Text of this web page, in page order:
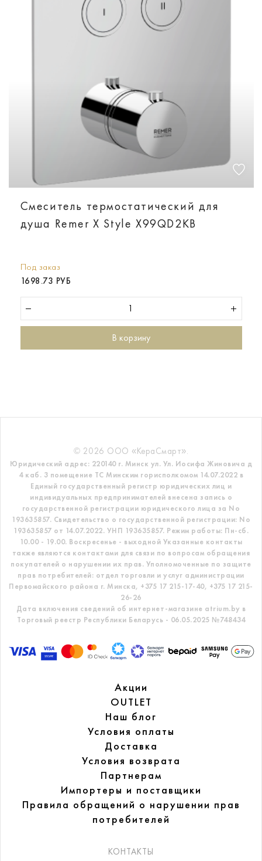
Смеситель термостатический для
душа Remer X Style X99QD2KB
Под заказ
1698.73 РУБ
В корзину
© 2026 ООО «КераСмарт».
Юридический адрес: 220140 г. Минск ул. Ул. Иосифа Жиновича д
4 каб. 3 помещение ТС Минским горисполкомом 14.07.2022 в
Единый государственный регистр юридических лиц и
индивидуальных предпринимателей внесена запись о
государственной регистрации юридического лица за No
193635857. Свидетельство о государственной регистрации: No
193635857 от 14.07.2022. УНП 193635857. Режим работы: Пн-сб.
10.00 - 19.00. Воскресенье - выходной Указанные контакты
также являются контактами для связи по вопросам обращения
покупателей о нарушении их прав. Уполномоченные по защите
прав потребителей: отдел торговли и услуг администрации
Первомайского района г. Минска, +375 17 215-17-40, +375 17 215-
26-26
Дата включения сведений об интернет-магазине atrium.by в
Торговый реестр Республики Беларусь - 06.05.2025 №748434
Акции
OUTLET
Наш блог
Условия оплаты
Доставка
Условия возврата
Партнерам
Импортеры и поставщики
Правила обращений о нарушении прав
потребителей
КОНТАКТЫ